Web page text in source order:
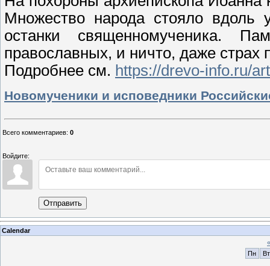
Множество народа стояло
останки священномученика.
православных, и ничто, даже страх
Подробнее см. https://drevo-info.ru/
Новомученики и исповедники
Всего комментариев: 0
Войдите:
Отправить
Calendar
«
Пн
Вт